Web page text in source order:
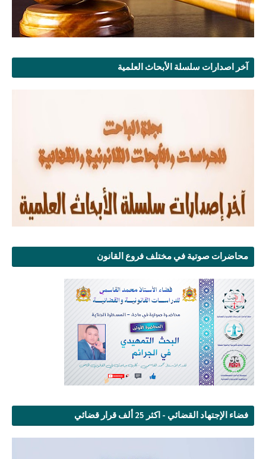
آخر اصدارات سلسلة الأبحاث العلمية
محاضرات صوتية في مختلف فروع القانون
فضاء الإجتهاد القضائي - اكثر 25 ألف قرار قضائي